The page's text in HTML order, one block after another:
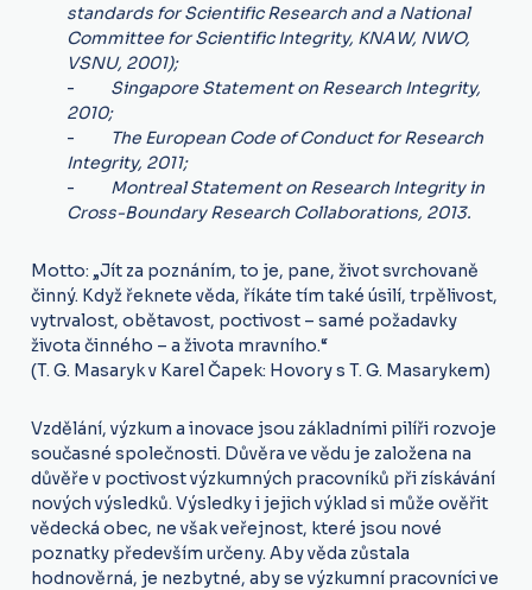
standards for Scientific Research and a National
Committee for Scientific Integrity, KNAW, NWO,
VSNU, 2001);
- Singapore Statement on Research Integrity,
2010;
-
The European Code of Conduct for Research
Integrity, 2011;
- Montreal Statement on Research Integrity in
Cross-Boundary Research Collaborations, 2013.
Motto: „Jít za poznáním, to je, pane, život svrchovaně
činný. Když řeknete věda, říkáte tím také úsilí, trpělivost,
vytrvalost, obětavost, poctivost – samé požadavky
života činného – a života mravního.“
(T. G. Masaryk v Karel Čapek: Hovory s T. G. Masarykem)
Vzdělání, výzkum a inovace jsou základními pilíři rozvoje
současné společnosti. Důvěra ve vědu je založena na
důvěře v poctivost výzkumných pracovníků při získávání
nových výsledků. Výsledky i jejich výklad si může ověřit
vědecká obec, ne však veřejnost, které jsou nové
poznatky především určeny. Aby věda zůstala
hodnověrná, je nezbytné, aby se výzkumní pracovníci ve